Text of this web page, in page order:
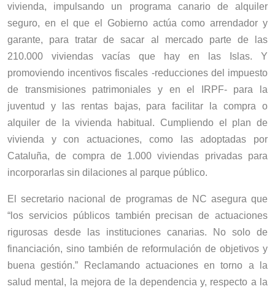
vivienda, impulsando un programa canario de alquiler
seguro, en el que el Gobierno actúa como arrendador y
garante, para tratar de sacar al mercado parte de las
210.000 viviendas vacías que hay en las Islas. Y
promoviendo incentivos fiscales -reducciones del impuesto
de transmisiones patrimoniales y en el IRPF- para la
juventud y las rentas bajas, para facilitar la compra o
alquiler de la vivienda habitual. Cumpliendo el plan de
vivienda y con actuaciones, como las adoptadas por
Cataluña, de compra de 1.000 viviendas privadas para
incorporarlas sin dilaciones al parque público.
El secretario nacional de programas de NC asegura que
“los servicios públicos también precisan de actuaciones
rigurosas desde las instituciones canarias. No solo de
financiación, sino también de reformulación de objetivos y
buena gestión.” Reclamando actuaciones en torno a la
salud mental, la mejora de la dependencia y, respecto a la